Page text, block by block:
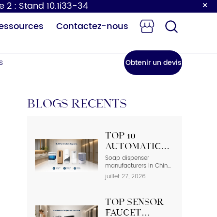
2 : Stand 10.1i33-34 ×
à langer
Robinet à
capteur
Contactez-nous
Obtenir un devis
BLOGS RÉCENTS
Top 10
Automatic
Soap
Dispenser
Manufacturers
Soap dispenser
manufacturers in China
deliver the basic
equipment that is
commercial bathrooms
where hygiene stands
first and foremost. In
juillet 27, 2026
Top Sensor
Faucet